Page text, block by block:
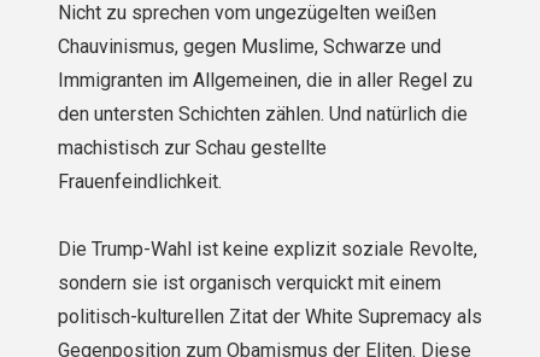
Nicht zu sprechen vom ungezügelten weißen
Chauvinismus, gegen Muslime, Schwarze und
Immigranten im Allgemeinen, die in aller Regel zu
den untersten Schichten zählen. Und natürlich die
machistisch zur Schau gestellte
Frauenfeindlichkeit.
Die Trump-Wahl ist keine explizit soziale Revolte,
sondern sie ist organisch verquickt mit einem
politisch-kulturellen Zitat der White Supremacy als
Gegenposition zum Obamismus der Eliten. Diese